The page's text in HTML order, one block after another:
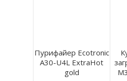
Пурифайер Ecotronic
A30-U4L ExtraHot
gold